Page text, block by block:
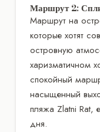
Маршрут 2:
Маршрут на
которые хотят
островную
харизматичном
спокойный
насыщенный
пляжа Zlatni Rat,
дня.